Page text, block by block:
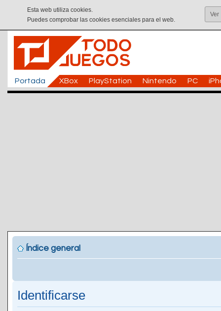
Esta web utiliza cookies.
Puedes comprobar las cookies esenciales para el web.
Ver
Portada XBox PlayStation Nintendo PC
Índice general
Identificarse